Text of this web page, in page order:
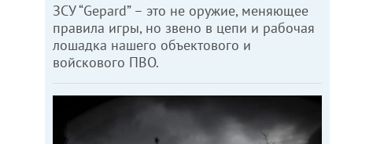
ЗСУ “Gepard” – это не оружие, меняющее
правила игры, но звено в цепи и рабочая
лошадка нашего объектового и
войскового ПВО.